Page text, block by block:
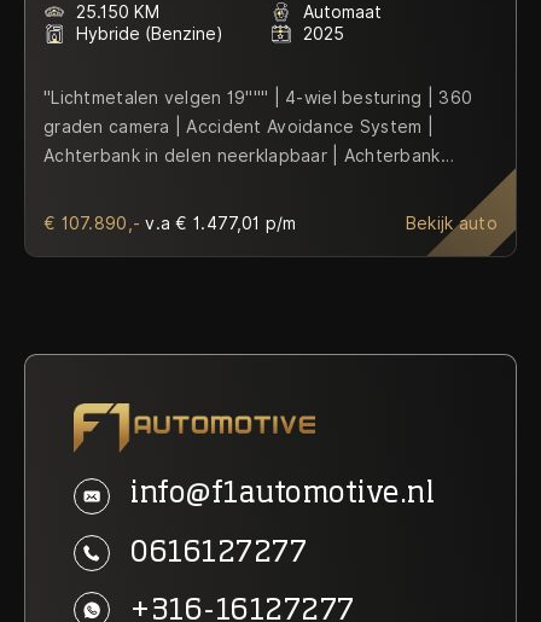
25.150 KM
Automaat
Hybride (Benzine)
2025
"Lichtmetalen velgen 19""" | 4-wiel besturing | 360
graden camera | Accident Avoidance System |
Achterbank in delen neerklapbaar | Achterbank
Achteruitrij assistent | Achteruitrijcamera | Adaptief
Demping Systeem (ADS) | Afdaal assistent | Airbag(s)
Alcantara Hemelbekleding | Alcantara Pakket |
Ambienteverlichting doorlopend | Anti Blokkeer
Systeem (ABS) | Armsteun voor | Audio installatie |
Automatische snelheidsbegrenzing |
Autotelefoonvoorbereiding met Bluetooth | Bagage-
scheidingsnet | Bandenspanningscontrolesysteem |
Beker Verwarming/Verkoeling | Binnenspiegel
automatisch dimmend | BMW Laser Verlichting | Bots
€ 107.890,-v.a € 1.477,01 p/m Bekijk auto
info@f1automotive.nl
0616127277
+316-16127277